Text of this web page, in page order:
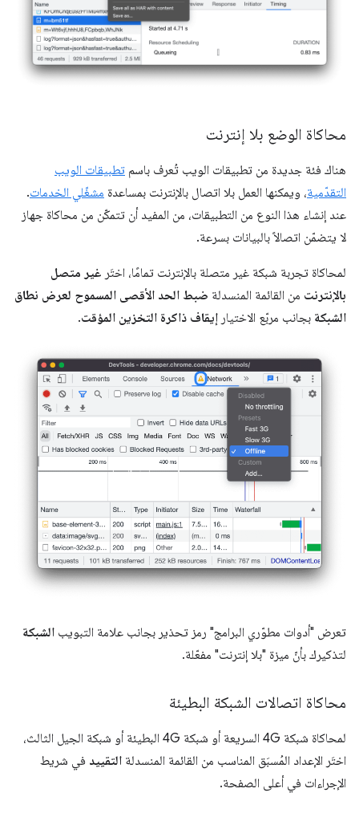
محاكاة الوضع بلا إنترنت
هناك فئة جديدة من تطبيقات الويب تُعرف باسم تطبيقات الويب
التقدّمية، ويمكنها العمل بلا اتصال بالإنترنت بمساعدة مشغّلي الخدمات.
عند إنشاء هذا النوع من التطبيقات، من المفيد أن تتمكّن من محاكاة جهاز
لا يتضمّن اتصالاً بالبيانات بسرعة.
لمحاكاة تجربة شبكة غير متصلة بالإنترنت تمامًا، اختَر غير متصل
بالإنترنت من القائمة المنسدلة ضبط الحد الأقصى المسموح لعرض نطاق
الشبكة بجانب مربّع الاختيار إيقاف ذاكرة التخزين المؤقت.
تعرض "أدوات مطوّري البرامج" رمز تحذير بجانب علامة التبويب الشبكة
لتذكيرك بأنّ ميزة "بلا إنترنت" مفعّلة.
محاكاة اتصالات الشبكة البطيئة
لمحاكاة شبكة 4G السريعة أو شبكة 4G البطيئة أو شبكة الجيل الثالث،
اختَر الإعداد المُسبَق المناسب من القائمة المنسدلة التقييد في شريط
الإجراءات في أعلى الصفحة.